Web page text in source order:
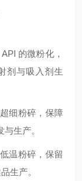
的微粉化，
剂与吸入剂生
细粉碎，保障
生产。
温粉碎，保留
生产。